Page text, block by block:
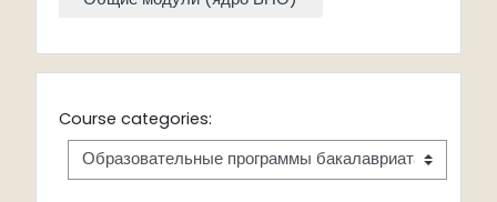
Course categories: